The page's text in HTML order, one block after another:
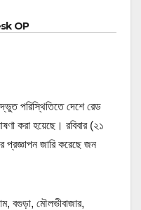
OP
পরিস্থিতিতে দেশে রেড
করা হয়েছে। রবিবার (২১
প্রজ্ঞাপন জারি করেছে জন
বগুড়া, মৌলভীবাজার,